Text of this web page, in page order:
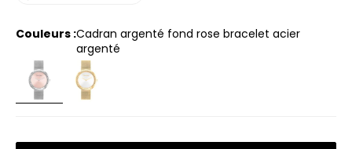
Couleurs :cadran argenté fond rose bracelet acier
argenté